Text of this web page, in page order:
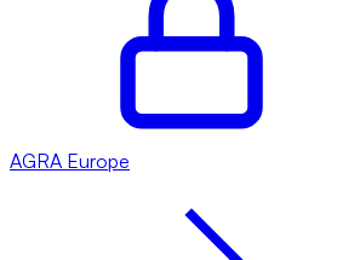
AGRA Europe